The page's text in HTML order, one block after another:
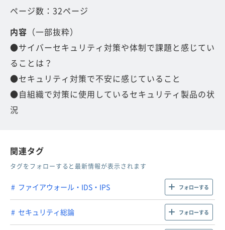
ページ数：32ページ
内容 （一部抜粋）
●サイバーセキュリティ対策や体制で課題と感じてい
ることは？
●セキュリティ対策で不安に感じていること
●自組織で対策に使用しているセキュリティ製品の状
況
関連タグ
タグをフォローすると最新情報が表示されます
ファイアウォール・IDS・IPS フォローする
セキュリティ総論 フォローする